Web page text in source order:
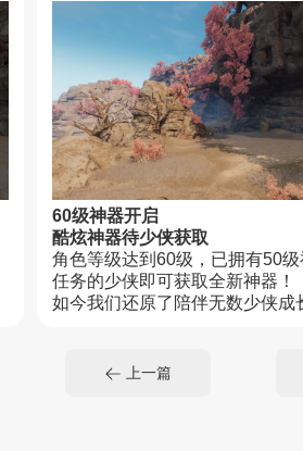
60级神器开启
酷炫神器待少侠获取
角色等级达到60级，已拥有50
任务的少侠即可获取全新神器！
如今我们还原了陪伴无数少侠成
逍遥谷副本开启
上一篇